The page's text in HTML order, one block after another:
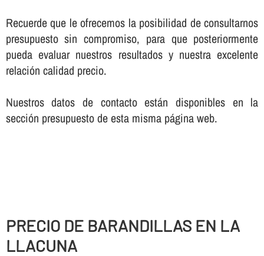
Recuerde que le ofrecemos la posibilidad de consultarnos
presupuesto sin compromiso, para que posteriormente
pueda evaluar nuestros resultados y nuestra excelente
relación calidad precio.
Nuestros datos de contacto están disponibles en la
sección presupuesto de esta misma página web.
PRECIO DE BARANDILLAS EN LA
LLACUNA